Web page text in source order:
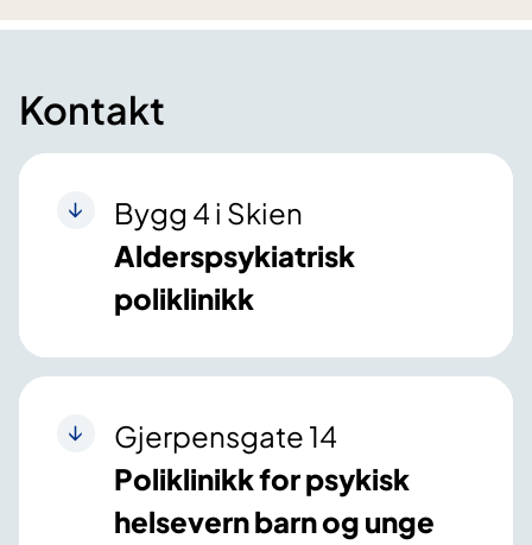
Kontakt
Bygg 4 i Skien
Alderspsykiatrisk
poliklinikk
Gjerpensgate 14
Poliklinikk for psykisk
helsevern barn og unge